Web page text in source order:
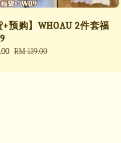
+预购】WHOAU 2件套福
Regular
RM 139.00